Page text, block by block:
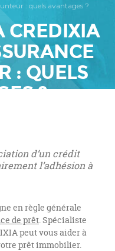
: quels avantages ?
CREDIXIA
: QUELS
?
d’un crédit
l’adhésion à
en règle générale
de prêt. Spécialiste
peut vous aider à
prêt immobilier.